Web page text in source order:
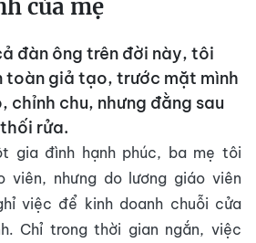
của mẹ
đàn ông trên đời này, tôi
toàn giả tạo, trước mặt mình
chỉnh chu, nhưng đằng sau
rửa.
gia đình hạnh phúc, ba mẹ tôi
viên, nhưng do lương giáo viên
việc để kinh doanh chuỗi cửa
Chỉ trong thời gian ngắn, việc